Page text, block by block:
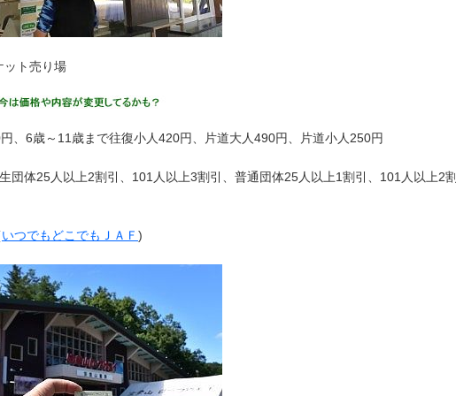
ット売り場
、6歳～11歳まで往復小人420円、片道大人490円、片道小人250円
団体25人以上2割引、101人以上3割引、普通団体25人以上1割引、101人以上2割
いつでもどこでもＪＡＦ )